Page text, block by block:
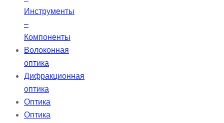
Инструменты
–
Компоненты
Волоконная
оптика
Дифракционная
оптика
Оптика
Оптика